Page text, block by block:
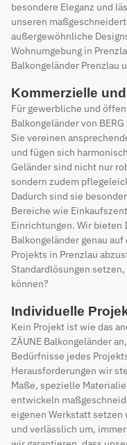
besondere Eleganz und
unseren
außergewöhnliche
Wohnumgebung in
Balkongeländer Prenzlau
Kommerzielle
Für gewerbliche und
Balkongeländer von
Sie vereinen
und fügen sich
Geländer sind nicht nur
sondern zudem
Dadurch sind sie
Bereiche wie
Einrichtungen. Wir bieten
Balkongeländer genau
Projekts in Prenzlau
Standardlösungen
können?
Individuelle
Kein Projekt ist wie das
ZÄUNE Balkongeländer
Bedürfnisse jedes
Herausforderungen wir
Maße, spezielle
entwickeln
eigenen Werkstatt
und verlässlich um,